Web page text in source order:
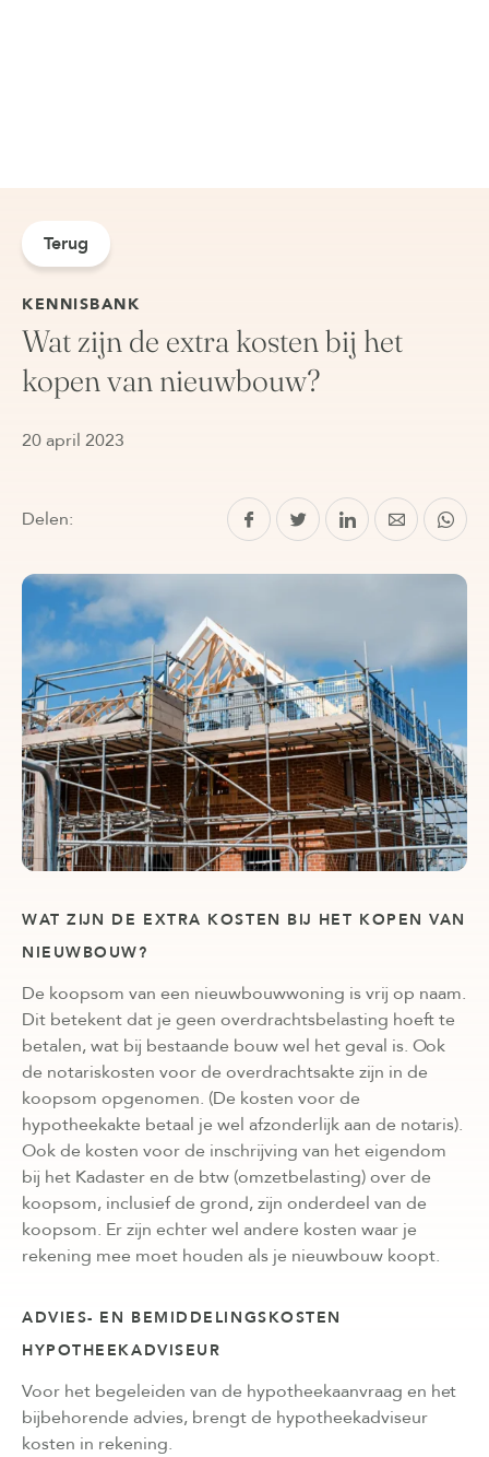
Terug
KENNISBANK
Wat zijn de extra kosten bij het
kopen van nieuwbouw?
20 april 2023
Delen:
WAT ZIJN DE EXTRA KOSTEN BIJ HET KOPEN VAN
NIEUWBOUW?
De koopsom van een nieuwbouwwoning is vrij op naam.
Dit betekent dat je geen overdrachtsbelasting hoeft te
betalen, wat bij bestaande bouw wel het geval is. Ook
de notariskosten voor de overdrachtsakte zijn in de
koopsom opgenomen. (De kosten voor de
hypotheekakte betaal je wel afzonderlijk aan de notaris).
Ook de kosten voor de inschrijving van het eigendom
bij het Kadaster en de btw (omzetbelasting) over de
koopsom, inclusief de grond, zijn onderdeel van de
koopsom. Er zijn echter wel andere kosten waar je
rekening mee moet houden als je nieuwbouw koopt.
ADVIES- EN BEMIDDELINGSKOSTEN
HYPOTHEEKADVISEUR
Voor het begeleiden van de hypotheekaanvraag en het
bijbehorende advies, brengt de hypotheekadviseur
kosten in rekening.